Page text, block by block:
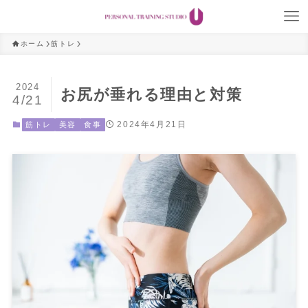
ホーム 筋トレ
お尻が垂れる理由と対策
2024
4/21
筋トレ 美容 食事 2024年4月21日